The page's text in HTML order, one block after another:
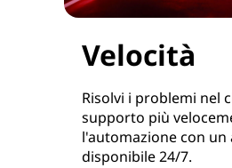
Velocità
Risolvi i problemi nel
supporto più
l'automazione con
disponibile 24/7.